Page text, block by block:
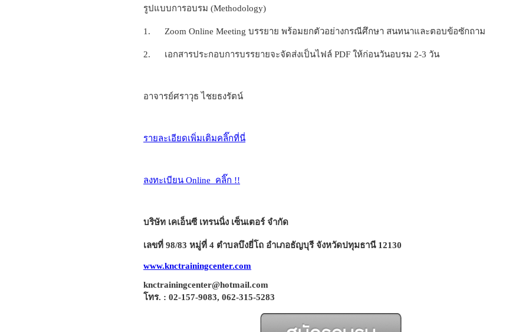
รูปแบบการอบรม (Methodology)
1. Zoom Online Meeting บรรยาย พร้อมยกตัวอย่างกรณีศึกษา สนทนาและตอบข้อซักถาม
2. เอกสารประกอบการบรรยายจะจัดส่งเป็นไฟล์ PDF ให้ก่อนวันอบรม 2-3 วัน
อาจารย์ศราวุธ ไชยธงรัตน์
รายละเอียดเพิ่มเติมคลิ๊กที่นี่
ลงทะเบียน Online คลิ๊ก !!
บริษัท เคเอ็นซี เทรนนิ่ง เซ็นเตอร์ จำกัด
เลขที่ 98/83 หมู่ที่ 4 ตำบลบึงยี่โถ อำเภอธัญบุรี จังหวัดปทุมธานี 12130
www.knctrainingcenter.com
knctrainingcenter@hotmail.com
โทร. : 02-157-9083, 062-315-5283